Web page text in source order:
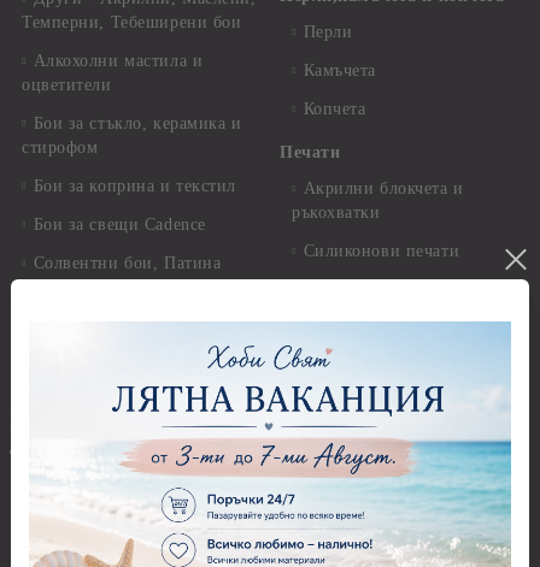
Темперни, Тебеширени бои
Алкохолни мастила и
оцветители
Бои за стъкло, керамика и
стирофом
Бои за коприна и текстил
Бои за свещи Cadence
Солвентни бои, Патина
Брокат, пайети, мъниста и
декоративен пясък
Брокати, ледени кристали и
мини перли
Пайети
Перли
Камъчета
Копчета
Печати
Акрилни блокчета и
ръкохватки
Силиконови печати
Предмети за декорация
Предмети за декорация -
Акрил и пластмаса
Предмети за декорация -
Дърво
Предмети за декорация -
Мукава, Картон и Хартия